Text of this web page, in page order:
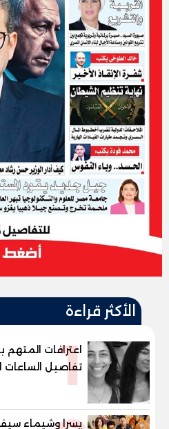
الأكثر قراءة
1
اعترافات
تفاصيل الساعات
حادثة» حتى إطلاق
يسرا وشيماء